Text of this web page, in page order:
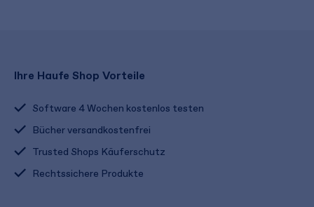
Ihre Haufe Shop Vorteile
Software 4 Wochen kostenlos testen
Bücher versandkostenfrei
Trusted Shops Käuferschutz
Rechtssichere Produkte